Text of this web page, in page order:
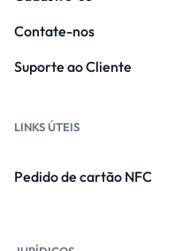
Contate-nos
Suporte ao Cliente
LINKS ÚTEIS
Pedido de cartão NFC